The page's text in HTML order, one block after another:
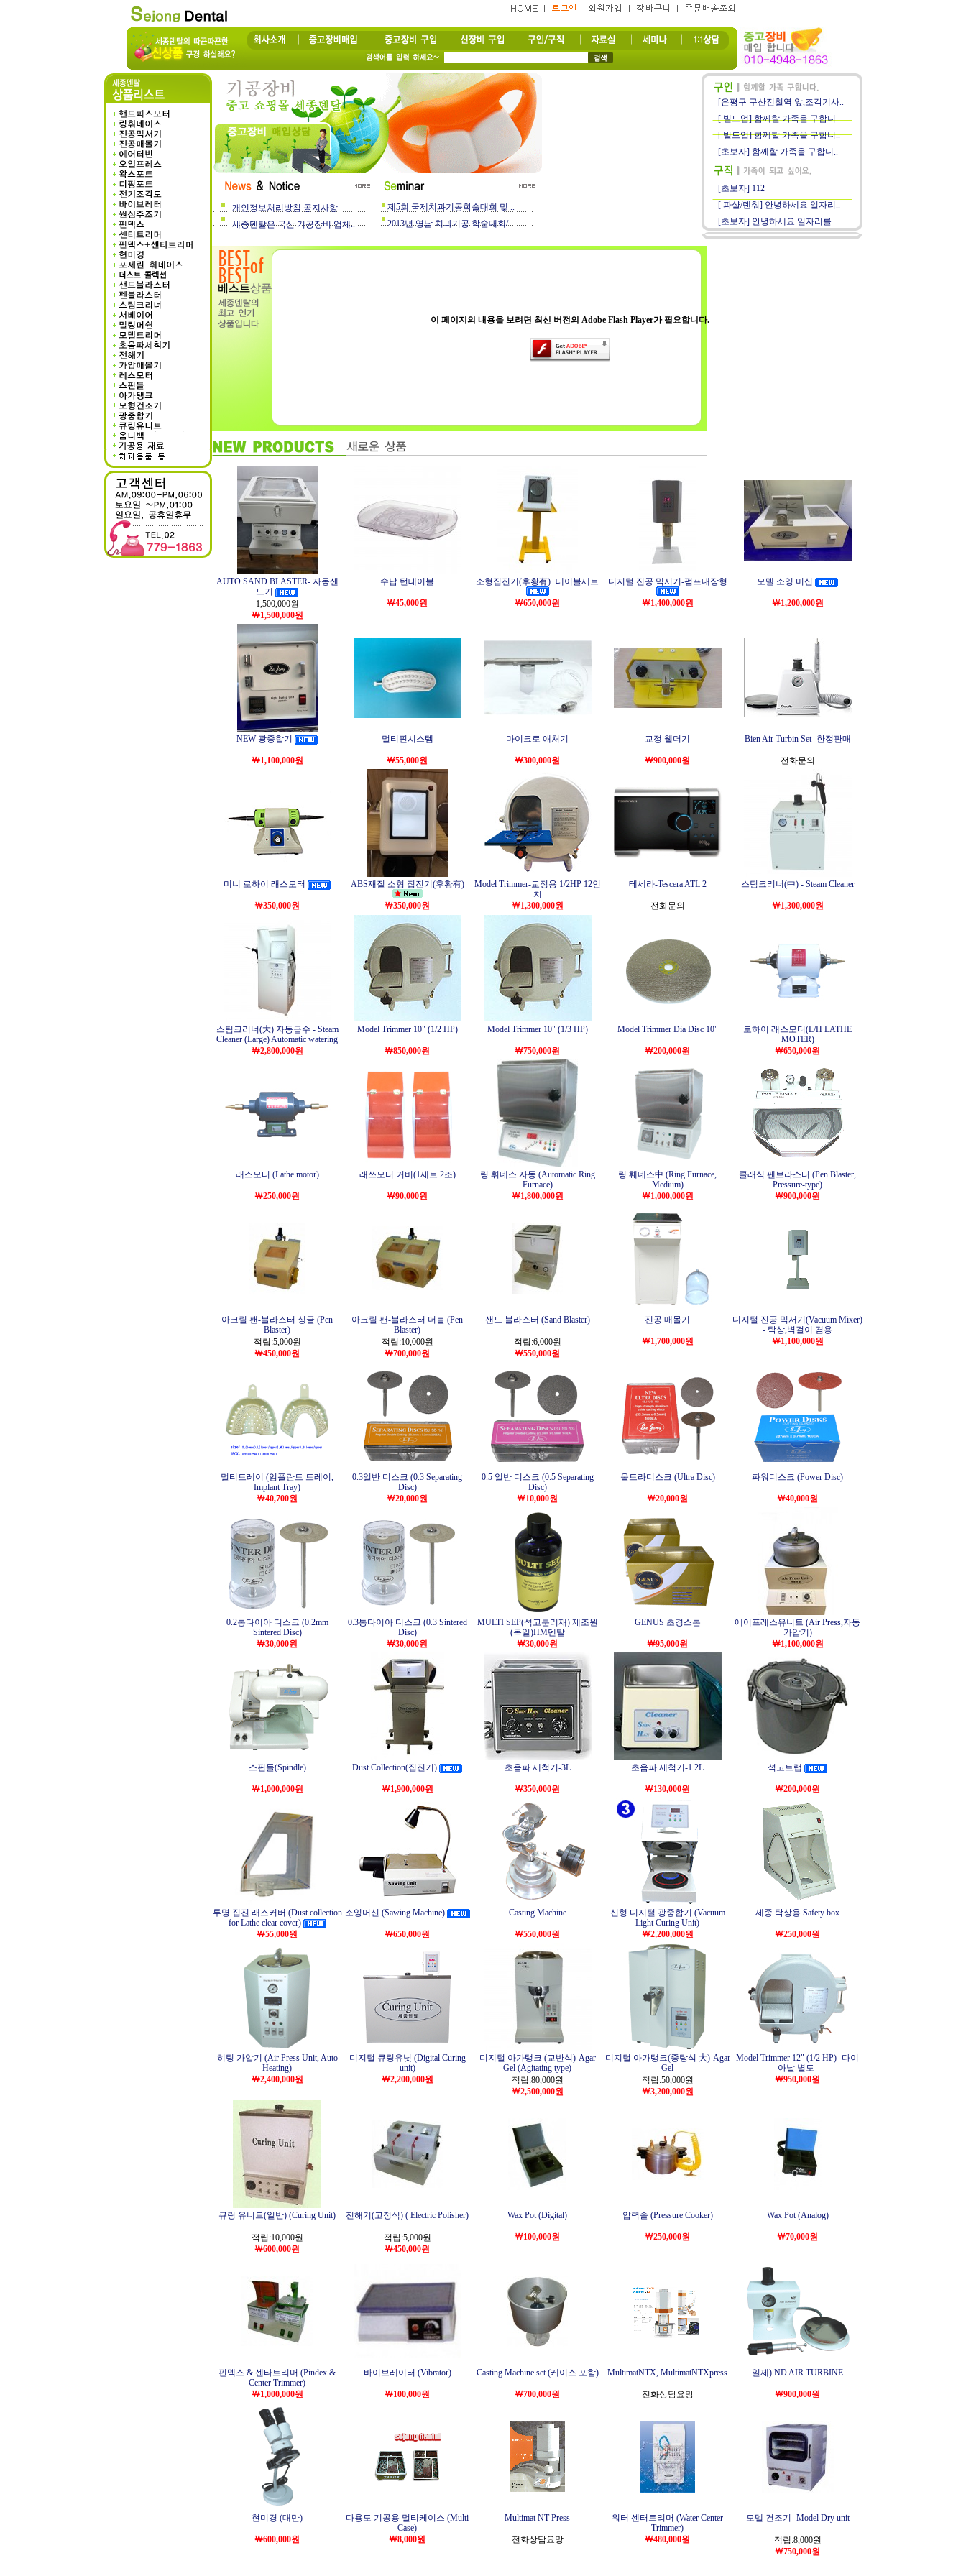
[은평구 구산전철역 앞,조각기사..
[ 빌드업] 함께할 가족을 구합니..
[ 빌드업] 함께할 가족을 구합니..
[초보자] 함께할 가족을 구합니..
[초보자] 112
[ 파샬/덴춰] 안녕하세요 일자리..
[초보자] 안녕하세요 일자리를 ..
개인정보처리방침 공지사항
세종덴탈은 국산 기공장비 업체..
제5회 국제치과기공학술대회 및 ..
2013년 영남 치과기공 학술대회/..
이 페이지의 내용을 보려면 최신 버전의 Adobe Flash Player가 필요합니다.
AUTO SAND BLASTER- 자동샌
드기
1,500,000원
￦1,500,000원
수납 턴테이블
￦45,000원
소형집진기(후황有)+테이블세트
￦650,000원
디지털 진공 믹서기-펌프내장형
￦1,400,000원
모델 소잉 머신
￦1,200,000원
NEW 광중합기
￦1,100,000원
멀티핀시스템
￦55,000원
마이크로 애처기
￦300,000원
교정 웰더기
￦900,000원
Bien Air Turbin Set -한정판매
전화문의
미니 로하이 래스모터
￦350,000원
ABS재질 소형 집진기(후황有)
￦350,000원
Model Trimmer-교정용 1/2HP 12인
치
￦1,300,000원
테세라-Tescera ATL 2
전화문의
스팀크리너(中) - Steam Cleaner
￦1,300,000원
스팀크리너(大) 자동급수 - Steam
Cleaner (Large) Automatic watering
￦2,800,000원
Model Trimmer 10" (1/2 HP)
￦850,000원
Model Trimmer 10" (1/3 HP)
￦750,000원
Model Trimmer Dia Disc 10"
￦200,000원
로하이 래스모터(L/H LATHE
MOTER)
￦650,000원
래스모터 (Lathe motor)
￦250,000원
래쓰모터 커버(1세트 2조)
￦90,000원
링 훠네스 자동 (Automatic Ring
Furnace)
￦1,800,000원
링 훼네스中 (Ring Furnace,
Medium)
￦1,000,000원
클래식 팬브라스터 (Pen Blaster,
Pressure-type)
￦900,000원
아크릴 팬-블라스터 싱글 (Pen
Blaster)
적립:5,000원
￦450,000원
아크릴 팬-블라스터 더블 (Pen
Blaster)
적립:10,000원
￦700,000원
샌드 블라스터 (Sand Blaster)
적립:6,000원
￦550,000원
진공 매몰기
￦1,700,000원
디지털 진공 믹서기(Vacuum Mixer)
- 탁상,벽걸이 겸용
￦1,100,000원
멀티트레이 (임플란트 트레이,
Implant Tray)
￦40,700원
0.3일반 디스크 (0.3 Separating
Disc)
￦20,000원
0.5 일반 디스크 (0.5 Separating
Disc)
￦10,000원
울트라디스크 (Ultra Disc)
￦20,000원
파워디스크 (Power Disc)
￦40,000원
0.2통다이아 디스크 (0.2mm
Sintered Disc)
￦30,000원
0.3통다이아 디스크 (0.3 Sintered
Disc)
￦30,000원
MULTI SEP(석고분리재) 제조원
(독일)HM덴탈
￦30,000원
GENUS 초경스톤
￦95,000원
에어프레스유니트 (Air Press,자동
가압기)
￦1,100,000원
스핀들(Spindle)
￦1,000,000원
Dust Collection(집진기)
￦1,900,000원
초음파 세척기-3L
￦350,000원
초음파 세척기-1.2L
￦130,000원
석고트랩
￦200,000원
투명 집진 래스커버 (Dust collection
for Lathe clear cover)
￦55,000원
소잉머신 (Sawing Machine)
￦650,000원
Casting Machine
￦550,000원
신형 디지털 광중합기 (Vacuum
Light Curing Unit)
￦2,200,000원
세종 탁상용 Safety box
￦250,000원
히팅 가압기 (Air Press Unit, Auto
Heating)
￦2,400,000원
디지털 큐링유닛 (Digital Curing
unit)
￦2,200,000원
디지털 아가탱크 (교반식)-Agar
Gel (Agitating type)
적립:80,000원
￦2,500,000원
디지털 아가탱크(중탕식 大)-Agar
Gel
적립:50,000원
￦3,200,000원
Model Trimmer 12" (1/2 HP) -다이
아날 별도-
￦950,000원
큐링 유니트(일반) (Curing Unit)
적립:10,000원
￦600,000원
전해기(고정식) ( Electric Polisher)
적립:5,000원
￦450,000원
Wax Pot (Digital)
￦100,000원
압력솥 (Pressure Cooker)
￦250,000원
Wax Pot (Analog)
￦70,000원
핀덱스 & 센타트리머 (Pindex &
Center Trimmer)
￦1,000,000원
바이브레이터 (Vibrator)
￦100,000원
Casting Machine set (케이스 포함)
￦700,000원
MultimatNTX, MultimatNTXpress
전화상담요망
일제) ND AIR TURBINE
￦900,000원
현미경 (대만)
￦600,000원
다용도 기공용 멀티케이스 (Multi
Case)
￦8,000원
Multimat NT Press
전화상담요망
워터 센터트리머 (Water Center
Trimmer)
￦480,000원
모델 건조기- Model Dry unit
적립:8,000원
￦750,000원